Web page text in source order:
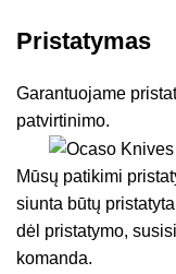
Pristatymas
Garantuojame
patvirtinimo.
Mūsų patikimi
siunta būtų
dėl pristatymo,
komanda.